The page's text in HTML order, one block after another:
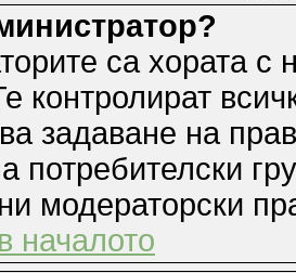
са хората с
контролират
задаване на
потребителски
модераторски
началото